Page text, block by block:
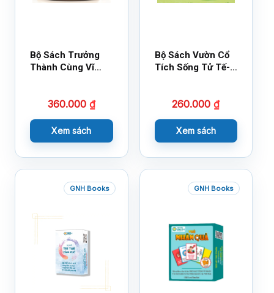
Bộ Sách Trưởng
Thành Cùng Vĩ
360.000 ₫
Xem sách
Bộ Sách Vườn Cổ
Tích Sống Tử Tế-
260.000₫
Xem sách
GNH Books GNH Books